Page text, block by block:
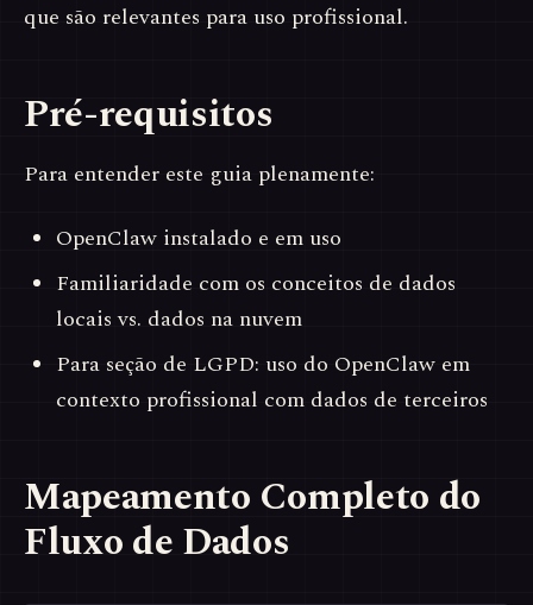
que são relevantes para uso profissional.
Pré-requisitos
Para entender este guia plenamente:
OpenClaw instalado e em uso
Familiaridade com os conceitos de dados
locais vs. dados na nuvem
Para seção de LGPD: uso do OpenClaw em
contexto profissional com dados de terceiros
Mapeamento Completo do
Fluxo de Dados